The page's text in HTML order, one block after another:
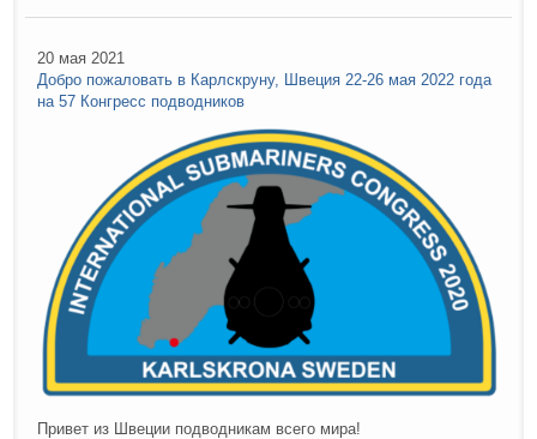
20 мая 2021
Добро пожаловать в Карлскруну, Швеция 22-26 мая 2022 года
на 57 Конгресс подводников
Привет из Швеции подводникам всего мира!